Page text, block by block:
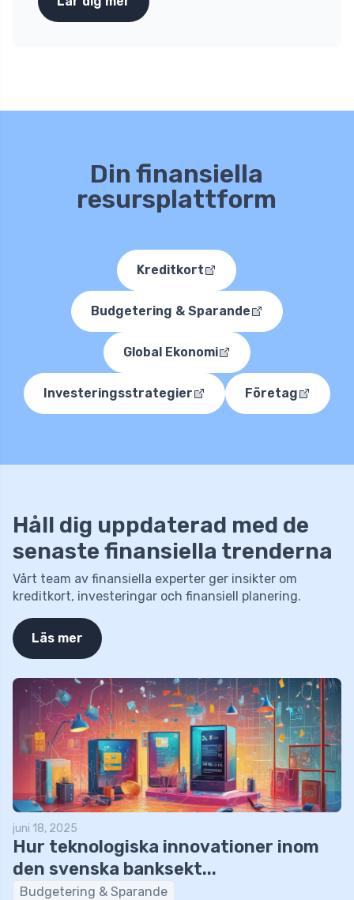
Din finansiella
resursplattform
Kreditkort
Budgetering & Sparande
Global Ekonomi
Investeringsstrategier Företag
Håll dig uppdaterad med de
senaste finansiella trenderna
Vårt team av finansiella experter ger insikter om
kreditkort, investeringar och finansiell planering.
Läs mer
juni 18, 2025
Hur teknologiska innovationer inom
den svenska banksekt...
Budgetering & Sparande